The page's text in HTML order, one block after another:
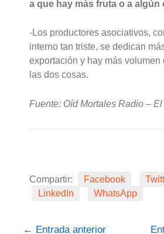
a que hay más fruta o a algún
-Los productores asociativos,
interno tan triste, se dedican
exportación y hay más volumen
las dos cosas.
Fuente: Oíd Mortales Radio –
Compartir: Facebook
LinkedIn
WhatsApp
← Entrada anterior